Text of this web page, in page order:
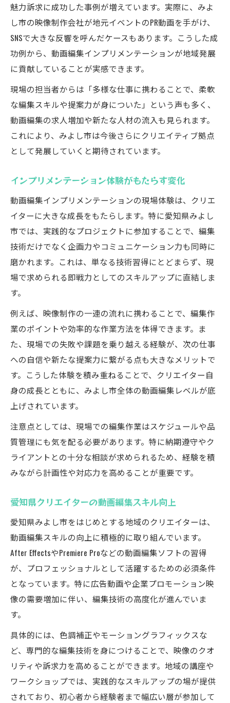
魅力訴求に成功した事例が増えています。実際に、みよ
し市の映像制作会社が地元イベントのPR動画を手がけ、
SNSで大きな反響を呼んだケースもあります。こうした成
功例から、動画編集インプリメンテーションが地域発展
に貢献していることが実感できます。
現場の担当者からは「多様な仕事に携わることで、柔軟
な編集スキルや提案力が身についた」という声も多く、
動画編集の求人増加や新たな人材の流入も見られます。
これにより、みよし市は今後さらにクリエイティブ拠点
として発展していくと期待されています。
インプリメンテーション体験がもたらす変化
動画編集インプリメンテーションの現場体験は、クリエ
イターに大きな成長をもたらします。特に愛知県みよし
市では、実践的なプロジェクトに参加することで、編集
技術だけでなく企画力やコミュニケーション力も同時に
磨かれます。これは、単なる技術習得にとどまらず、現
場で求められる即戦力としてのスキルアップに直結しま
す。
例えば、映像制作の一連の流れに携わることで、編集作
業のポイントや効率的な作業方法を体得できます。ま
た、現場での失敗や課題を乗り越える経験が、次の仕事
への自信や新たな提案力に繋がる点も大きなメリットで
す。こうした体験を積み重ねることで、クリエイター自
身の成長とともに、みよし市全体の動画編集レベルが底
上げされています。
注意点としては、現場での編集作業はスケジュールや品
質管理にも気を配る必要があります。特に納期遵守やク
ライアントとの十分な相談が求められるため、経験を積
みながら計画性や対応力を高めることが重要です。
愛知県クリエイターの動画編集スキル向上
愛知県みよし市をはじめとする地域のクリエイターは、
動画編集スキルの向上に積極的に取り組んでいます。
After EffectsやPremiere Proなどの動画編集ソフトの習得
が、プロフェッショナルとして活躍するための必須条件
となっています。特に広告動画や企業プロモーション映
像の需要増加に伴い、編集技術の高度化が進んでいま
す。
具体的には、色調補正やモーショングラフィックスな
ど、専門的な編集技術を身につけることで、映像のクオ
リティや訴求力を高めることができます。地域の講座や
ワークショップでは、実践的なスキルアップの場が提供
されており、初心者から経験者まで幅広い層が参加して